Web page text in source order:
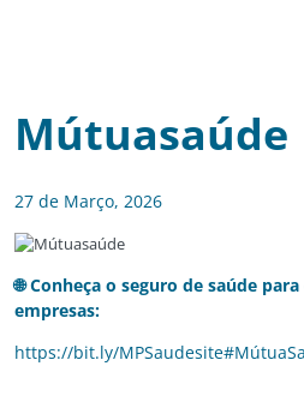
Mútuasaúde
27 de Março, 2026
🌐 Conheça o seguro de saúde
empresas:
https://bit.ly/